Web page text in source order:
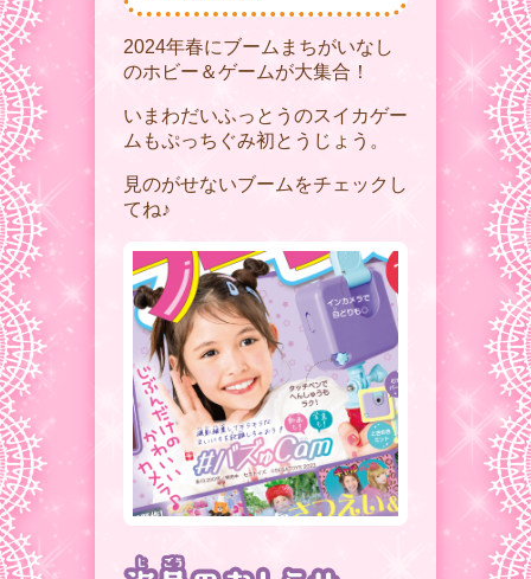
2024年春にブームまちがいなし
のホビー＆ゲームが大集合！
いまわだいふっとうのスイカゲー
ムもぷっちぐみ初とうじょう。
見のがせないブームをチェックし
てね♪